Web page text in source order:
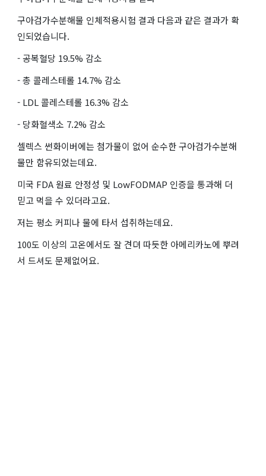
구아검가수분해물 인체적용시험 결과 다음과 같은 결과가 확
인되었습니다.
- 공복혈당 19.5% 감소
- 총 콜레스테롤 14.7% 감소
- LDL 콜레스테롤 16.3% 감소
- 당화혈색소 7.2% 감소
셀렉스 썬화이버에는 첨가물이 없어 순수한 구아검가수분해
물만 함유되었는데요.
미국 FDA 원료 안정성 및 LowFODMAP 인증을 통과해 더
믿고 먹을 수 있더라고요.
저는 평소 커피나 물에 타서 섭취하는데요.
100도 이상의 고온에서도 잘 견뎌 따듯한 아메리카노에 뿌려
서 드셔도 문제없어요.